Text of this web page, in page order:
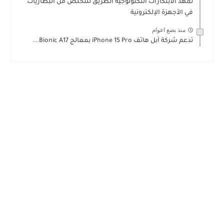
تمهد الابتكارات التكنولوجية الطريق للتخلص من البطاريات
في الأجهزة الإلكترونية
منذ بضع اعوام
تدعم شركة آبل هاتف iPhone 15 Pro بمعالج Bionic A17...